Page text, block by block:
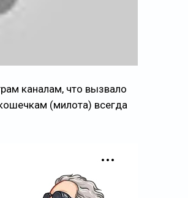
каналам, что вызвало
(милота) всегда